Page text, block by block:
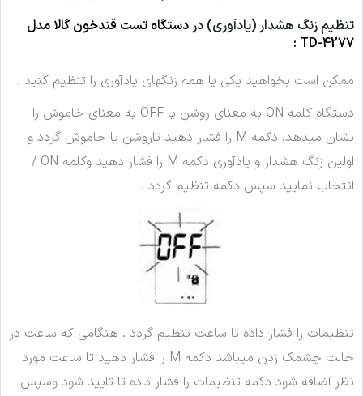
تنظیم زنگ هشدار (یادآوری) دردستگاه تست قندخون گالا مدل
TD-4277 :
ممکن است بخواهید یکی یا همه زنگهای یادآوری را تنظیم کنید .
دستگاه کلمه ON به معنای روشن یا OFF به معنای خاموش را
نشان میدهد. دکمه M را فشار دهید تاروشن یا خاموش گردد و
اولین زنگ هشدار و یادآوری دكمه M را فشار دهيد وكلمه ON /
انتخاب نمایید سپس دكمه تنظیم گردد .
تنظیمات را فشار داده تا ساعت تنظیم گردد . هنگامی که ساعت در
حالت چشمک زدن میباشد دکمه M را فشار دهید تا ساعت مورد
نظر اضافه شود دکمه تنظیمات را فشار داده تا تایید شود وسپس